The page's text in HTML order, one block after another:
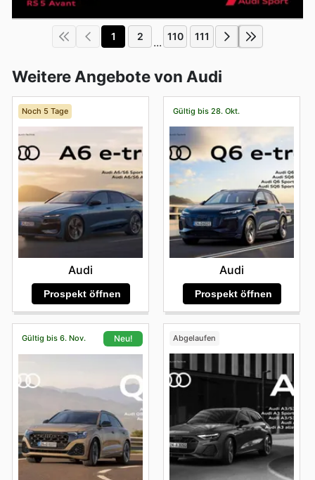
1 2 ... 110 111
Weitere Angebote von Audi
Noch 5 Tage
Audi
Prospekt öffnen
Gültig bis 28. Okt.
Audi
Prospekt öffnen
Gültig bis 6. Nov. Neu! Abgelaufen